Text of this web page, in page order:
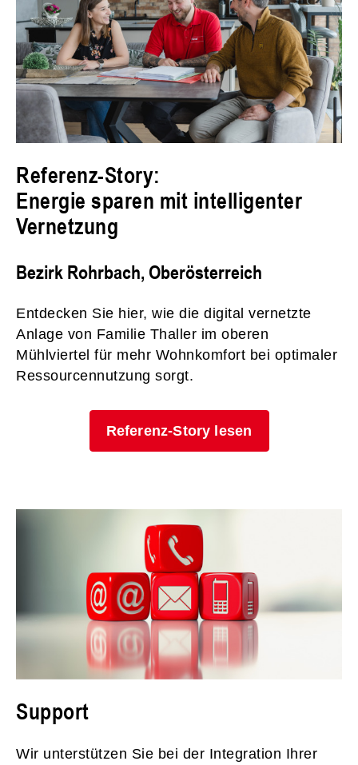
Referenz-Story:
Energie sparen mit intelligenter
Vernetzung
Bezirk Rohrbach, Oberösterreich
Entdecken Sie hier, wie die digital vernetzte
Anlage von Familie Thaller im oberen
Mühlviertel für mehr Wohnkomfort bei optimaler
Ressourcennutzung sorgt.
Referenz-Story lesen
Support
Wir unterstützen Sie bei der Integration Ihrer